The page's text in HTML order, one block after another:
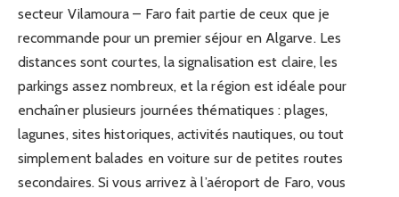
secteur Vilamoura – Faro fait partie de ceux que je
recommande pour un premier séjour en Algarve. Les
distances sont courtes, la signalisation est claire, les
parkings assez nombreux, et la région est idéale pour
enchaîner plusieurs journées thématiques : plages,
lagunes, sites historiques, activités nautiques, ou tout
simplement balades en voiture sur de petites routes
secondaires. Si vous arrivez à l’aéroport de Faro, vous